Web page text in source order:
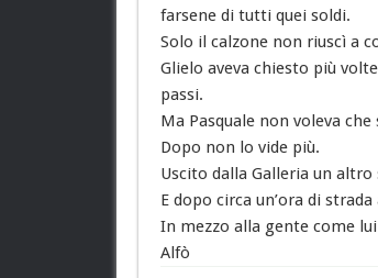
farsene di tutti quei soldi.
Solo il calzone non riuscì a
Glielo aveva chiesto più
passi.
Ma Pasquale non voleva
Dopo non lo vide più.
Uscito dalla Galleria un altro
E dopo circa un’ora di
In mezzo alla gente come lui
Alfò